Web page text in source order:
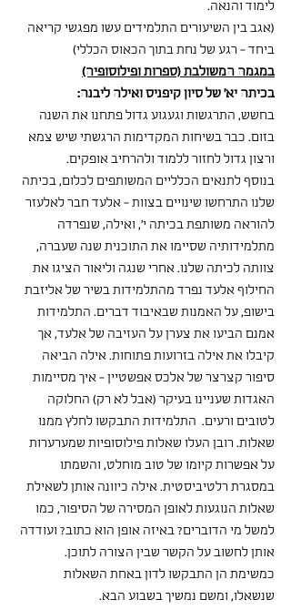
לימוד והנאה.
(אגב בין השיעורים התלמידים עשו מפגשי קריאה
ביחד - רגע של נחת בתוך הכאוס הכללי)
במגמה המשולבת (ספרות ופילוסופיה)
בכיתה יא' של סיון קיפניס ואילה ליבנה:
בחשש, התרגשות וגעגוע גדול פתחנו את השנה
בזום. כבר בשיחות המקדימות הרגשתי שיש צמא
ורצון גדול לחזור ללמוד ולהרחיב אופקים.
בנוסף לתנאים הכלליים המשותפים לכלום, בכיתה
שלנו התרחשו שינויים בצוות - אלעד חבר לאלעזר
להוראה משותפת בכיתה י', ואילה, שנפרדה
מתלמידותיה שסיימו את התוכנית שנה שעברה,
צוותה לכיתה שלנו. אחרי שנגה וליאור הציגו את
החילוף אלעד נפרד מהתלמידות בשיר של אליזבת
בישופ, על האמנות שבאיבוד דברים. התלמידות
אמנם הביעו את צערן על העזיבה של אלעד, אך
קיבלו את אילה בזרועות פתוחות. אילה הביאה
סיפור קצרצר של אלכס אפשטיין - איך מסיימות
האגדות שעניינו בעיקר (אבל לא רק) החלוקה
לטובים ורעים.  התלמידות התבקשו לחלץ ממנו
שאלות. רובן העלו שאלות פילוסופיות שמערערות
על אפשרות קיומו של טוב מוחלט, והשמתו
במסגרת רלטיביסטית. אילה כיוונה אותן לשאילת
שאלות הנוגעות לאופן המסירה של הסיפור, כמו
למשל מי הדוברים? באיזה אופן הוא כתוב? ועודדה
אותן לחשוב על הקשר שבין הצורה לתוכן.
כמשימת הן התבקשו לדון באחת השאלות
שנשאלו, ומשם נמשיך בשבוע הבא.